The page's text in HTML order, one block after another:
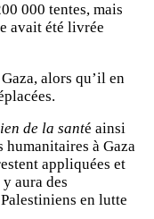
000 tentes, mais
avait été livrée
alors qu’il en
de la santé ainsi
à Gaza
appliquées et
aura des
en lutte